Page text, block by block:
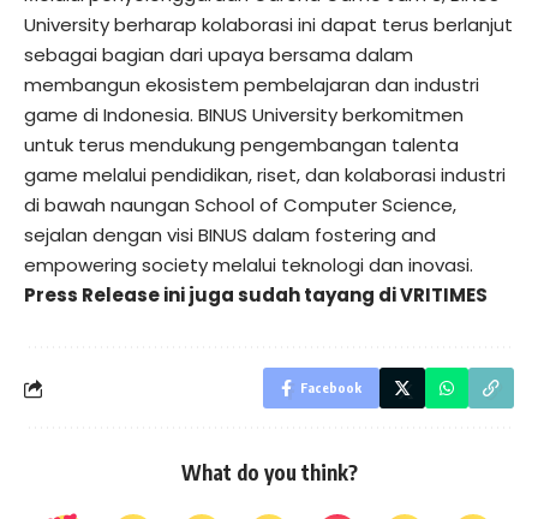
University berharap kolaborasi ini dapat terus berlanjut
sebagai bagian dari upaya bersama dalam
membangun ekosistem pembelajaran dan industri
game di Indonesia. BINUS University berkomitmen
untuk terus mendukung pengembangan talenta
game melalui pendidikan, riset, dan kolaborasi industri
di bawah naungan School of Computer Science,
sejalan dengan visi BINUS dalam fostering and
empowering society melalui teknologi dan inovasi.
Press Release ini juga sudah tayang diVRITIMES
Facebook
What do you think?